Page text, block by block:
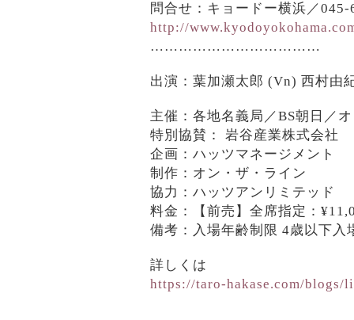
問合せ：キョードー横浜／
http://
………………………………
出演：葉加瀬太郎 (Vn) 西村由
主催：各地名義局／BS朝日／
特別協賛： 岩谷産業株式会社
企画：ハッツマネージメント
制作：オン・ザ・ライン
協力：ハッツアンリミテッド
料金：【前売】全席指定：
備考：入場年齢制限 4歳以下入
詳しくは
https://taro-hakase.com/blogs/